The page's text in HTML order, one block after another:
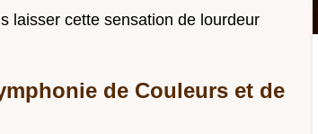
laisser cette sensation de lourdeur
de Couleurs et de